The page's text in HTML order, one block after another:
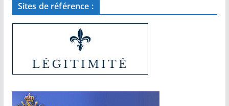
Sites de référence :